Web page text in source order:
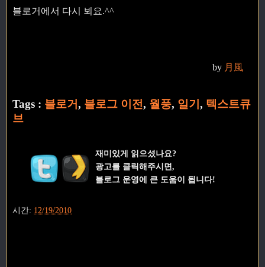
블로거에서 다시 뵈요.^^
by 月風
Tags : 블로거, 블로그 이전, 월풍, 일기 , 텍스트큐
브
재미있게 읽으셨나요?
광고를 클릭해주시면,
블로그 운영에 큰 도움이 됩니다!
시간: 12/19/2010